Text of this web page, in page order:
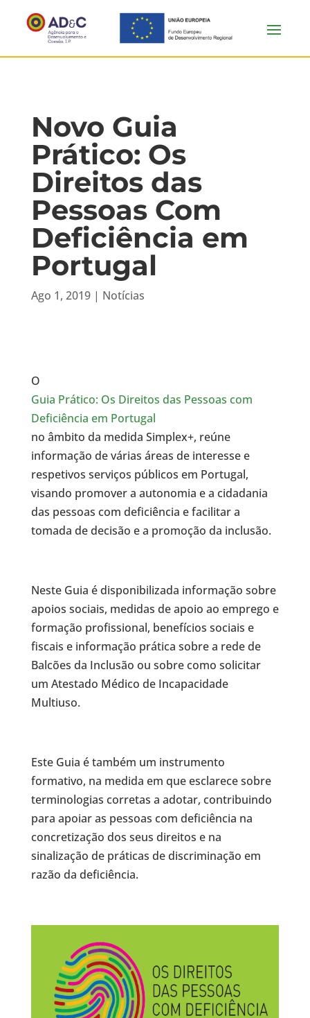
Novo Guia
Prático: Os
Direitos das
Pessoas Com
Deficiência em
Portugal
Ago 1, 2019| Notícias
O
Guia Prático: Os Direitos das Pessoas com
Deficiência em Portugal
no âmbito da medida Simplex+, reúne
informação de várias áreas de interesse e
respetivos serviços públicos em Portugal,
visando promover a autonomia e a cidadania
das pessoas com deficiência e facilitar a
tomada de decisão e a promoção da inclusão.
Neste Guia é disponibilizada informação sobre
apoios sociais, medidas de apoio ao emprego e
formação profissional, benefícios sociais e
fiscais e informação prática sobre a rede de
Balcões da Inclusão ou sobre como solicitar
um Atestado Médico de Incapacidade
Multiuso.
Este Guia é também um instrumento
formativo, na medida em que esclarece sobre
terminologias corretas a adotar, contribuindo
para apoiar as pessoas com deficiência na
concretização dos seus direitos e na
sinalização de práticas de discriminação em
razão da deficiência.